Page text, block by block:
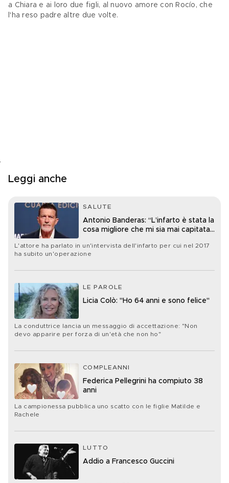
a Chiara e ai loro due figli, al nuovo amore con Rocío, che
l'ha reso padre altre due volte.
Leggi anche
SALUTE
Antonio Banderas: “L’infarto è stata la
cosa migliore che mi sia mai capitata
L'attore ha parlato in un'intervista dell'infarto per cui nel 2017
ha subito un'operazione
LE PAROLE
Licia Colò: "Ho 64 anni e sono felice"
La conduttrice lancia un messaggio di accettazione: "Non
devo apparire per forza di un'età che non ho"
COMPLEANNI
Federica Pellegrini ha compiuto 38
anni
La campionessa pubblica uno scatto con le figlie Matilde e
Rachele
LUTTO
Addio a Francesco Guccini